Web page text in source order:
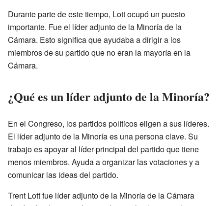
Durante parte de este tiempo, Lott ocupó un puesto
importante. Fue el líder adjunto de la Minoría de la
Cámara. Esto significa que ayudaba a dirigir a los
miembros de su partido que no eran la mayoría en la
Cámara.
¿Qué es un líder adjunto de la Minoría?
En el Congreso, los partidos políticos eligen a sus líderes.
El líder adjunto de la Minoría es una persona clave. Su
trabajo es apoyar al líder principal del partido que tiene
menos miembros. Ayuda a organizar las votaciones y a
comunicar las ideas del partido.
Trent Lott fue líder adjunto de la Minoría de la Cámara